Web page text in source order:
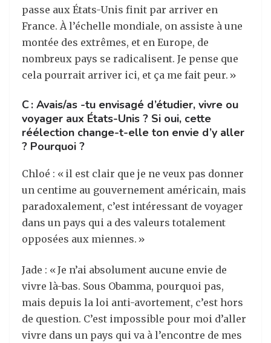
passe aux États-Unis finit par arriver en
France. À l’échelle mondiale, on assiste à une
montée des extrêmes, et en Europe, de
nombreux pays se radicalisent. Je pense que
cela pourrait arriver ici, et ça me fait peur. »
C : Avais/as -tu envisagé d’étudier, vivre ou
voyager aux États-Unis ? Si oui, cette
réélection change-t-elle ton envie d’y aller
? Pourquoi ?
Chloé : « il est clair que je ne veux pas donner
un centime au gouvernement américain, mais
paradoxalement, c’est intéressant de voyager
dans un pays qui a des valeurs totalement
opposées aux miennes. »
Jade : « Je n’ai absolument aucune envie de
vivre là-bas. Sous Obamma, pourquoi pas,
mais depuis la loi anti-avortement, c’est hors
de question. C’est impossible pour moi d’aller
vivre dans un pays qui va à l’encontre de mes